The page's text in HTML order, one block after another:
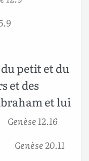
petit et du
et des
et lui
Genèse 12.16
Genèse 20.11